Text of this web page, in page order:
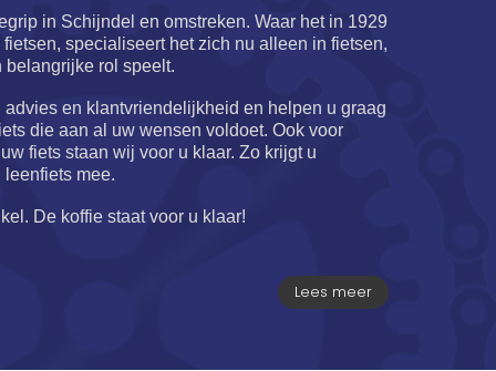
in Schijndel en omstreken. Waar het in 1929
specialiseert het zich nu alleen in fietsen,
rol speelt.
en klantvriendelijkheid en helpen u graag
die aan al uw wensen voldoet. Ook voor
fiets staan wij voor u klaar. Zo krijgt u
mee.
De koffie staat voor u klaar!
Lees meer